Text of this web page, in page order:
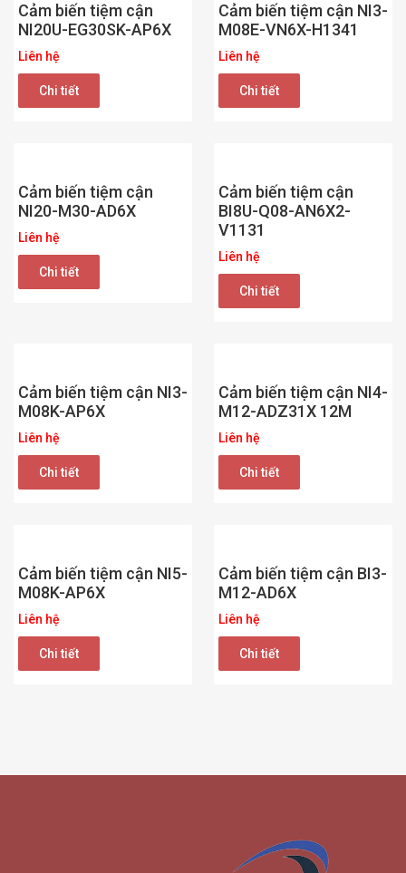
Cảm biến tiệm cận
NI20U-EG30SK-AP6X
Liên hệ
Chi tiết
Cảm biến tiệm cận NI3-
M08E-VN6X-H1341
Liên hệ
Chi tiết
Cảm biến tiệm cận
NI20-M30-AD6X
Liên hệ
Chi tiết
Cảm biến tiệm cận
BI8U-Q08-AN6X2-
V1131
Liên hệ
Chi tiết
Cảm biến tiệm cận NI3-
M08K-AP6X
Liên hệ
Chi tiết
Cảm biến tiệm cận NI4-
M12-ADZ31X 12M
Liên hệ
Chi tiết
Cảm biến tiệm cận NI5-
M08K-AP6X
Liên hệ
Chi tiết
Cảm biến tiệm cận BI3-
M12-AD6X
Liên hệ
Chi tiết